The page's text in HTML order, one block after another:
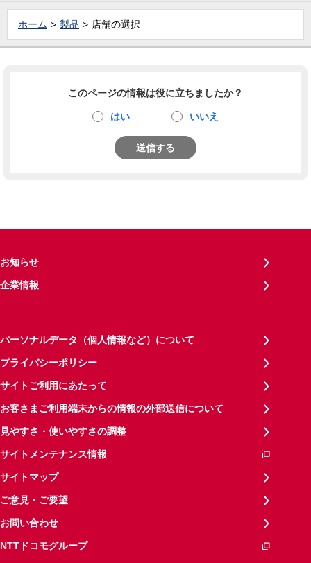
ホーム 製品 店舗の選択
このページの情報は役に立ちましたか？
はい いいえ
送信する
お知らせ
企業情報
パーソナルデータ（個人情報など）について
プライバシーポリシー
サイトご利用にあたって
お客さまご利用端末からの情報の外部送信について
見やすさ・使いやすさの調整
サイトメンテナンス情報
サイトマップ
ご意見・ご要望
お問い合わせ
NTTドコモグループ